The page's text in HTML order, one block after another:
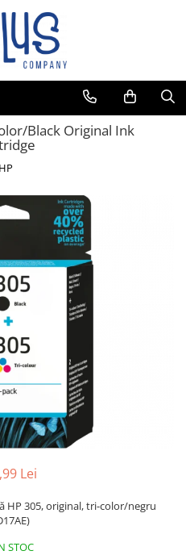
Black Original Ink
HP
Lei
HP 305, original, tri-color/negru
STOC